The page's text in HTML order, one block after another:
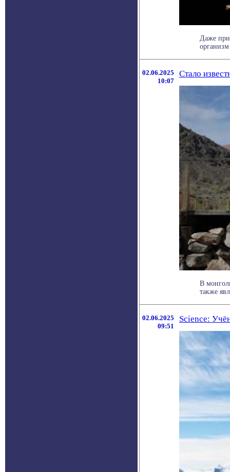
Даже при
02.06.2025
10:07
Стало
В
также
02.06.2025
09:51
Science: